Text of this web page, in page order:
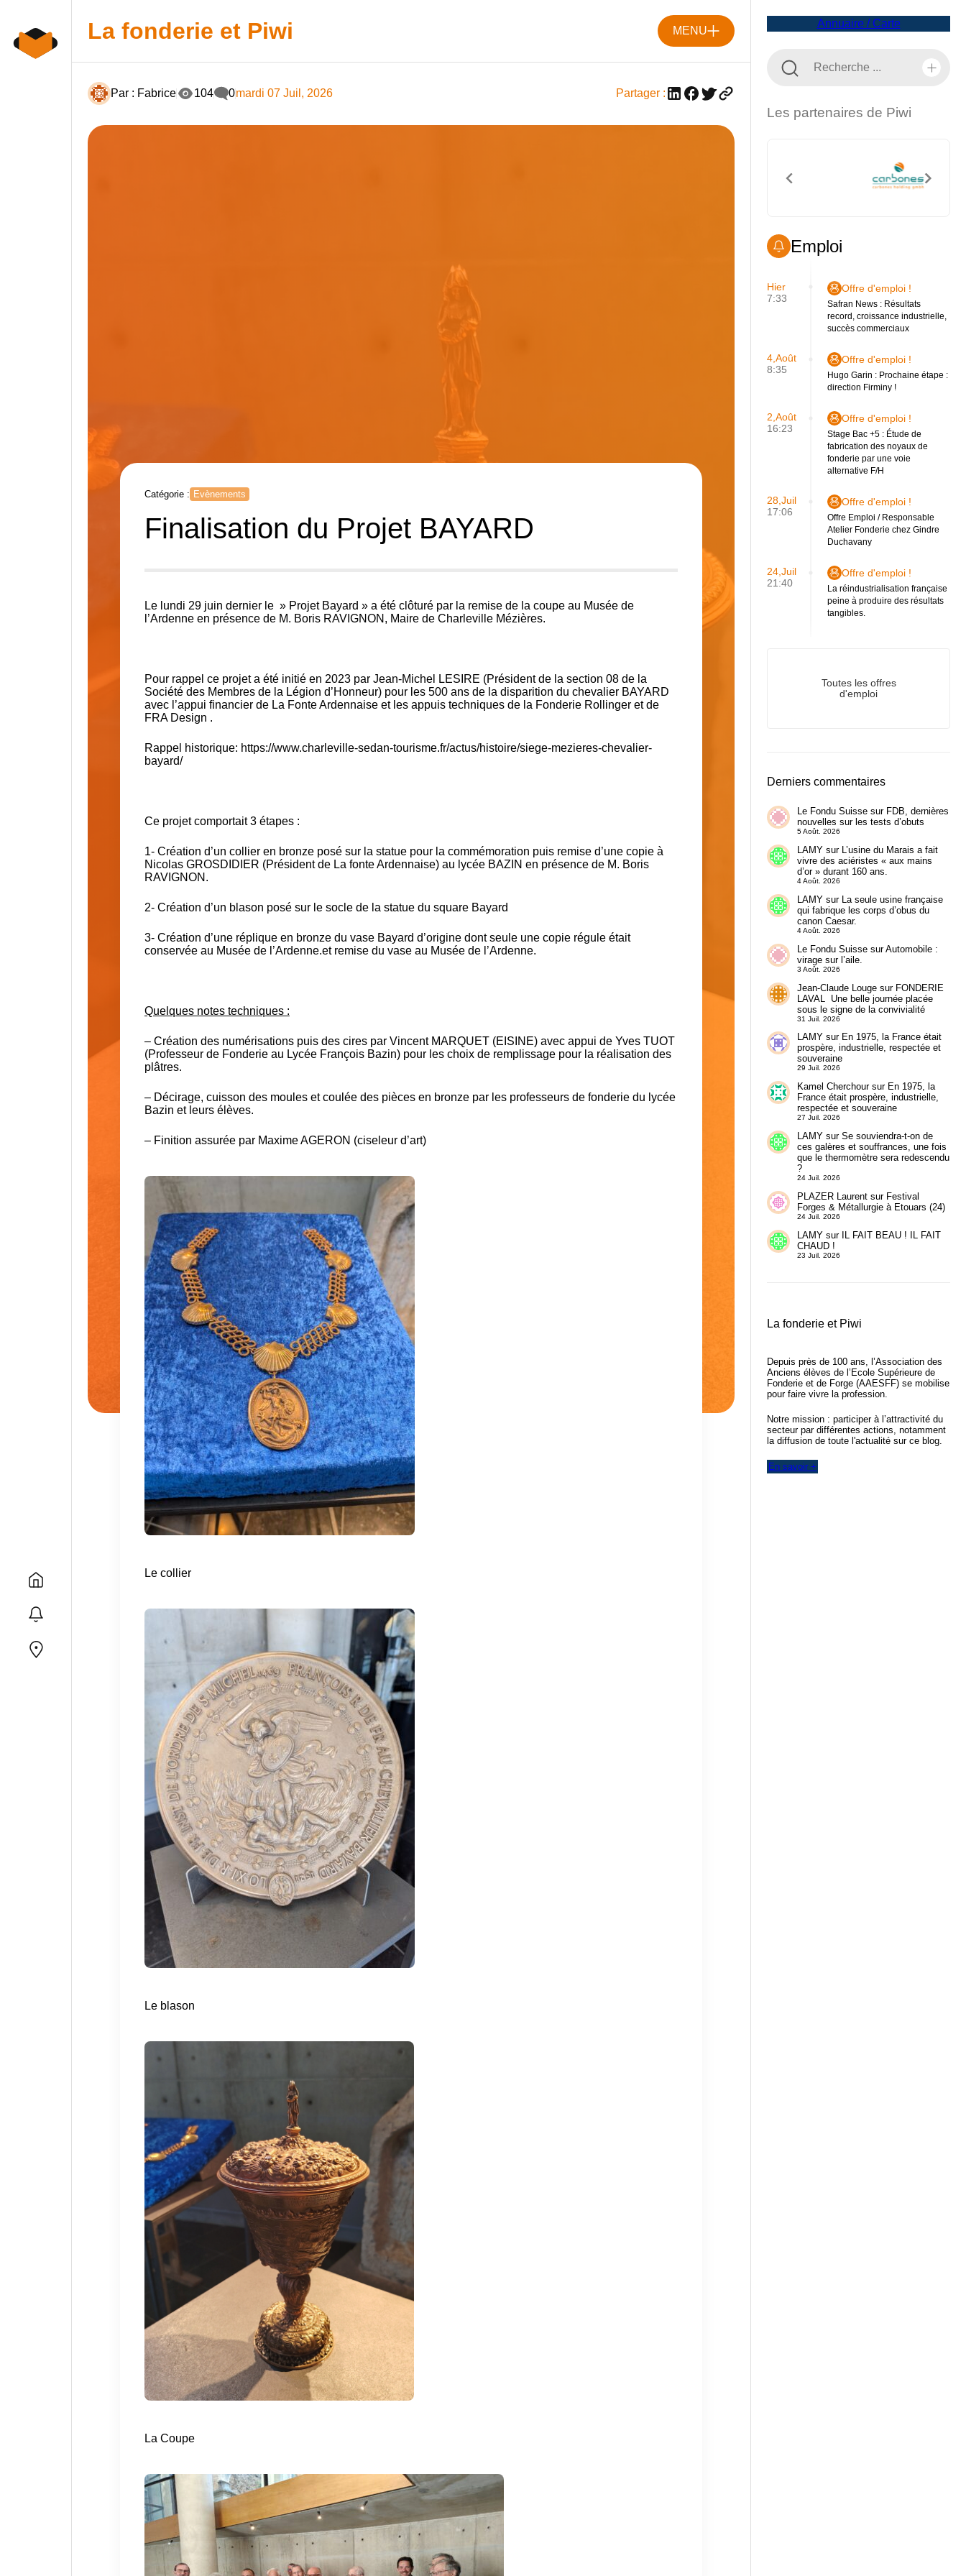
content
La fonderie et Piwi MENU
Par : Fabrice 104 0mardi 07 Juil, 2026 Partager :
Catégorie : Evènements
Finalisation du Projet BAYARD
Le lundi 29 juin dernier le » Projet Bayard » a été clôturé par la remise de la coupe au Musée de
l’Ardenne en présence de M. Boris RAVIGNON, Maire de Charleville Mézières.
Pour rappel ce projet a été initié en 2023 par Jean-Michel LESIRE (Président de la section 08 de la
Société des Membres de la Légion d’Honneur) pour les 500 ans de la disparition du chevalier BAYARD
avec l’appui financier de La Fonte Ardennaise et les appuis techniques de la Fonderie Rollinger et de
FRA Design .
Rappel historique: https://www.charleville-sedan-tourisme.fr/actus/histoire/siege-mezieres-chevalier-
bayard/
Ce projet comportait 3 étapes :
1- Création d’un collier en bronze posé sur la statue pour la commémoration puis remise d’une copie à
Nicolas GROSDIDIER (Président de La fonte Ardennaise) au lycée BAZIN en présence de M. Boris
RAVIGNON.
2- Création d’un blason posé sur le socle de la statue du square Bayard
3- Création d’une réplique en bronze du vase Bayard d’origine dont seule une copie régule était
conservée au Musée de l’Ardenne.et remise du vase au Musée de l’Ardenne.
Quelques notes techniques :
– Création des numérisations puis des cires par Vincent MARQUET (EISINE) avec appui de Yves TUOT
(Professeur de Fonderie au Lycée François Bazin) pour les choix de remplissage pour la réalisation des
plâtres.
– Décirage, cuisson des moules et coulée des pièces en bronze par les professeurs de fonderie du lycée
Bazin et leurs élèves.
– Finition assurée par Maxime AGERON (ciseleur d’art)
Le collier
Le blason
La Coupe
Annuaire / Carte
Les partenaires de Piwi
Emploi
Hier
7:33
Offre d'emploi !
Safran News : Résultats
record, croissance industrielle,
succès commerciaux
4,Août
8:35
Offre d'emploi !
Hugo Garin : Prochaine étape :
direction Firminy !
2,Août
16:23
Offre d'emploi !
Stage Bac +5 : Étude de
fabrication des noyaux de
fonderie par une voie
alternative F/H
28,Juil
17:06
Offre d'emploi !
Offre Emploi / Responsable
Atelier Fonderie chez Gindre
Duchavany
24,Juil
21:40
Offre d'emploi !
La réindustrialisation française
peine à produire des résultats
tangibles.
Toutes les offres
d'emploi
Derniers commentaires
Le Fondu Suissesur FDB, dernières
nouvelles sur les tests d’obuts
5 Août. 2026
LAMYsur L’usine du Marais a fait
vivre des aciéristes « aux mains
d’or » durant 160 ans.
4 Août. 2026
LAMYsur La seule usine française
qui fabrique les corps d’obus du
canon Caesar.
4 Août. 2026
Le Fondu SuissesurAutomobile :
virage sur l’aile.
3 Août. 2026
Jean-Claude Lougesur FONDERIE
LAVAL Une belle journée placée
sous le signe de la convivialité
31 Juil. 2026
LAMYsur En 1975, la France était
prospère, industrielle, respectée et
souveraine
29 Juil. 2026
Kamel Cherchoursur En 1975, la
France était prospère, industrielle,
respectée et souveraine
27 Juil. 2026
LAMYsur Se souviendra-t-on de
ces galères et souffrances, une fois
que le thermomètre sera redescendu
?
24 Juil. 2026
PLAZER Laurentsur Festival
Forges & Métallurgie à Etouars (24)
24 Juil. 2026
LAMYsur IL FAIT BEAU ! IL FAIT
CHAUD !
23 Juil. 2026
La fonderie et Piwi
Depuis près de 100 ans, l’Association des
Anciens élèves de l’Ecole Supérieure de
Fonderie et de Forge (AAESFF) se mobilise
pour faire vivre la profession.
Notre mission : participer à l’attractivité du
secteur par différentes actions, notamment
la diffusion de toute l'actualité sur ce blog.
En savoir +